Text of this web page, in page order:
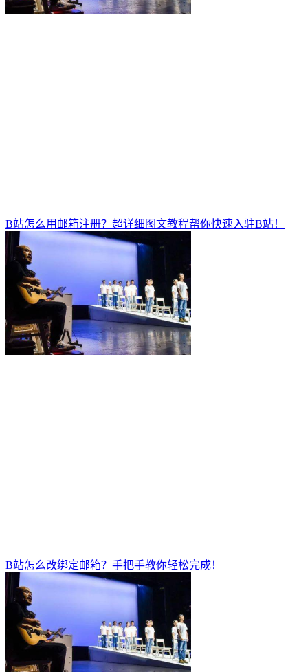
B站怎么用邮箱注册？超详细图文教程帮你快速入驻B站！
B站怎么改绑定邮箱？手把手教你轻松完成！